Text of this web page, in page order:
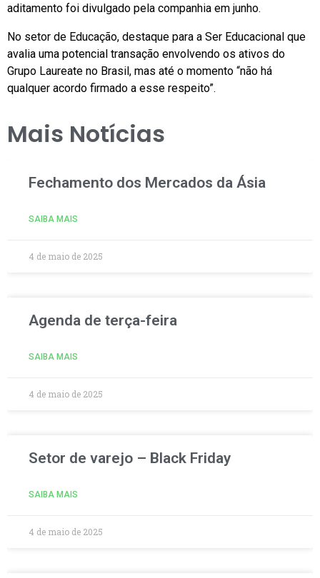
aditamento foi divulgado pela companhia em junho.
No setor de Educação, destaque para a Ser Educacional que
avalia uma potencial transação envolvendo os ativos do
Grupo Laureate no Brasil, mas até o momento “não há
qualquer acordo firmado a esse respeito”.
Mais Notícias
Fechamento dos Mercados da Ásia
SAIBA MAIS
4 de maio de 2025
Agenda de terça-feira
SAIBA MAIS
4 de maio de 2025
Setor de varejo – Black Friday
SAIBA MAIS
4 de maio de 2025